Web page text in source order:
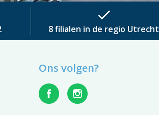
check
8 filialen in de regio Utrecht
Ons volgen?